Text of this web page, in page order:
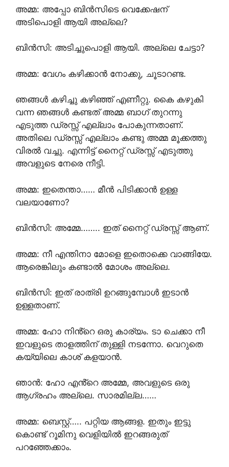
അമ്മ: അപ്പോ ബിൻസിടെ വെക്കേഷന്
അടിപൊളി ആയി അല്ലെ?
ബിൻസി: അടിച്ചുപൊളി ആയി. അല്ലെ ചേട്ടാ?
അമ്മ: വേഗം കഴിക്കാൻ നോക്കു, ചൂടാറണ്ട.
ഞങ്ങൾ കഴിച്ചു കഴിഞ്ഞ് എണീറ്റു. കൈ കഴുകി
വന്ന ഞങ്ങൾ കണ്ടത് അമ്മ ബാഗ് തുറന്നു
എടുത്ത ഡ്രസ്സ്‌ എല്ലാം പോകുന്നതാണ്.
അതിലെ ഡ്രസ്സ്‌ എല്ലാം കണ്ടു അമ്മ മൂക്കത്തു
വിരൽ വച്ചു. എന്നിട്ട് നൈറ്റ്‌ ഡ്രസ്സ്‌ എടുത്തു
അവളുടെ നേരെ നീട്ടി.
അമ്മ: ഇതെന്താ…… മീൻ പിടിക്കാൻ ഉള്ള
വലയാണോ?
ബിൻസി: അമ്മേ…….. ഇത് നൈറ്റ് ഡ്രസ്സ്‌ ആണ്.
അമ്മ: നീ എന്തിനാ മോളെ ഇതൊക്കെ വാങ്ങിയേ.
ആരെങ്കിലും കണ്ടാൽ മോശം അല്ലെ.
ബിൻസി: ഇത് രാത്രി ഉറങ്ങുമ്പോൾ ഇടാൻ
ഉള്ളതാണ്.
അമ്മ: ഹോ നിൻ്റെ ഒരു കാര്യം. ടാ ചെക്കാ നീ
ഇവളുടെ താളത്തിന് തുള്ളി നടന്നോ. വെറുതെ
കയ്യിലെ കാശ് കളയാൻ.
ഞാൻ: ഹോ എൻ്റെ അമ്മേ, അവളുടെ ഒരു
ആഗ്രഹം അല്ലെ. സാരമില്ല……
അമ്മ: ബെസ്റ്റ്….. പറ്റിയ ആങ്ങള. ഇതും ഇട്ടു
കൊണ്ട് റൂമിനു വെളിയിൽ ഇറങ്ങരുത്
പറഞ്ഞേക്കാം.